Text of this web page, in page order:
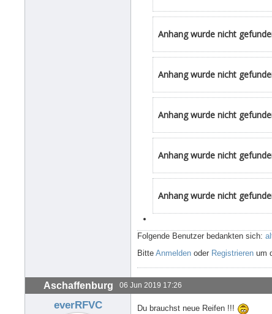
Anhang wurde nicht
Anhang wurde nicht
Anhang wurde nicht
Anhang wurde nicht
Anhang wurde nicht
Folgende Benutzer bedankten sich:
Bitte Anmelden oder Registrieren um
Aschaffenburg 06 Jun 2019 17:26
everRFVC Du brauchst neue Reifen !!!